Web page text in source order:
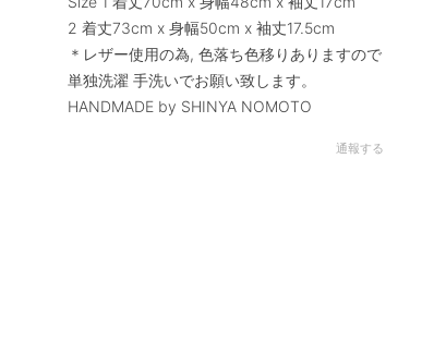
2 着丈73cm x 身幅50cm x 袖丈17.5cm
＊レザー使用の為, 色落ち色移りありますので
単独洗濯 手洗いでお願い致します。
HANDMADE by SHINYA NOMOTO
通報する